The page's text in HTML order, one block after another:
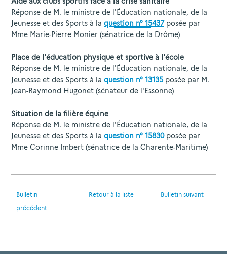
Réponse de M. le ministre de l'Éducation nationale, de la
Jeunesse et des Sports à la question n° 15437posée par
Mme Marie-Pierre Monier (sénatrice de la Drôme)
Place de l'éducation physique et sportive à l'école
Réponse de M. le ministre de l'Éducation nationale, de la
Jeunesse et des Sports à la question n° 13135 posée par M.
Jean-Raymond Hugonet (sénateur de l'Essonne)
Situation de la filière équine
Réponse de M. le ministre de l'Éducation nationale, de la
Jeunesse et des Sports à la question n° 15830posée par
Mme Corinne Imbert (sénatrice de la Charente-Maritime)
Bulletin
précédent
Retour à la liste Bulletin suivant